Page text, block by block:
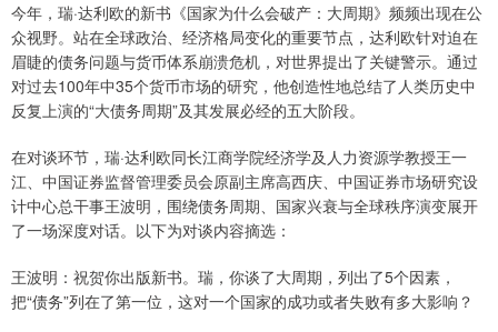
今年，瑞·达利欧的新书《国家为什么会破产：大周期》频频出现在公
众视野。站在全球政治、经济格局变化的重要节点，达利欧针对迫在
眉睫的债务问题与货币体系崩溃危机，对世界提出了关键警示。通过
对过去100年中35个货币市场的研究，他创造性地总结了人类历史中
反复上演的“大债务周期”及其发展必经的五大阶段。
在对谈环节，瑞·达利欧同长江商学院经济学及人力资源学教授王一
江、中国证券监督管理委员会原副主席高西庆、中国证券市场研究设
计中心总干事王波明，围绕债务周期、国家兴衰与全球秩序演变展开
了一场深度对话。以下为对谈内容摘选：
王波明：祝贺你出版新书。瑞，你谈了大周期，列出了5个因素，
把“债务”列在了第一位，这对一个国家的成功或者失败有多大影响？